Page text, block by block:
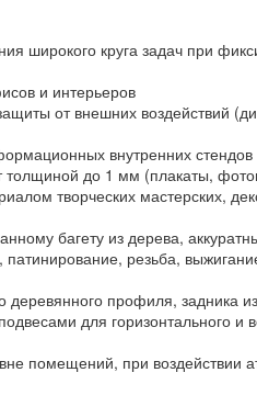
широкого круга задач при
и интерьеров
от внешних воздействий
внутренних стендов
до 1 мм (плакаты,
творческих мастерских,
багету из дерева,
патинирование, резьба,
деревянного профиля, задника
для горизонтального и
помещений, при воздействии